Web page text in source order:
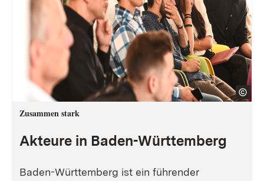
Zusammen stark
Akteure in Baden-Württemberg
Baden-Württemberg ist ein führender